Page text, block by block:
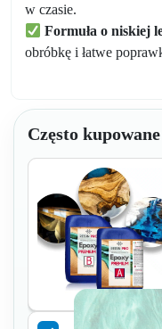
w czasie.
Formuła o niskiej
obróbkę i łatwe
Często